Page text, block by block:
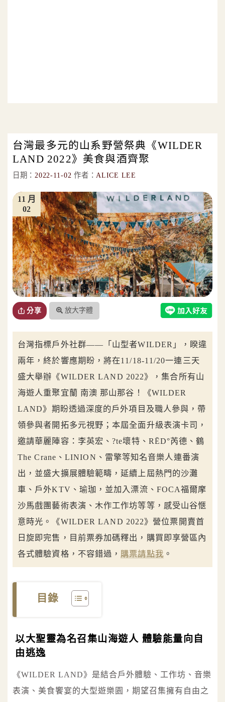
台灣最多元的山系野營祭典《WILDER
LAND 2022》美食與酒齊聚
日期： 2022-11-02 作者： ALICE LEE
02
11 月
分享 放大字體
台灣指標戶外社群——「山型者WILDER」，睽違
兩年，終於響應期盼，將在11/18-11/20一連三天
盛大舉辦《WILDER LAND 2022》，集合所有山
海遊人重聚宜蘭 南澳 那山那谷！《WILDER
LAND》期盼透過深度的戶外項目及職人參與，帶
領參與者開拓多元視野；本屆全面升級表演卡司，
邀請華麗陣容：李英宏、?te壞特、RĒD°芮德、鶴
The Crane、LINION、雷擎等知名音樂人連番演
出，並盛大擴展體驗範疇，延續上屆熱門的沙灘
車、戶外KTV、瑜珈，並加入漂流、FOCA福爾摩
沙馬戲團藝術表演、木作工作坊等等，感受山谷愜
意時光。《WILDER LAND 2022》營位票開賣首
日旋即完售，目前票券加碼釋出，購買即享營區內
各式體驗資格，不容錯過，購票請點我。
目錄
以大聖靈為名召集山海遊人 體驗能量向自
由逃逸
《WILDER LAND》是結合戶外體驗、工作坊、音樂
表演、美食饗宴的大型遊樂園，期望召集擁有自由之